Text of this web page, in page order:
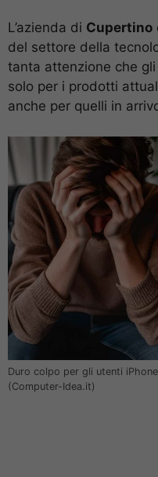
L’azienda di Cupertino
del settore della
tanta attenzione che
solo per i prodotti
anche per quelli in
Duro colpo per gli utenti
(Computer-Idea.it)